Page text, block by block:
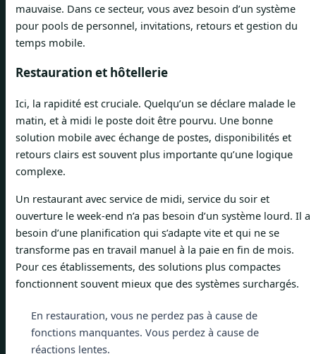
mauvaise. Dans ce secteur, vous avez besoin d’un système
pour pools de personnel, invitations, retours et gestion du
temps mobile.
Restauration et hôtellerie
Ici, la rapidité est cruciale. Quelqu’un se déclare malade le
matin, et à midi le poste doit être pourvu. Une bonne
solution mobile avec échange de postes, disponibilités et
retours clairs est souvent plus importante qu’une logique
complexe.
Un restaurant avec service de midi, service du soir et
ouverture le week-end n’a pas besoin d’un système lourd. Il a
besoin d’une planification qui s’adapte vite et qui ne se
transforme pas en travail manuel à la paie en fin de mois.
Pour ces établissements, des solutions plus compactes
fonctionnent souvent mieux que des systèmes surchargés.
En restauration, vous ne perdez pas à cause de
fonctions manquantes. Vous perdez à cause de
réactions lentes.